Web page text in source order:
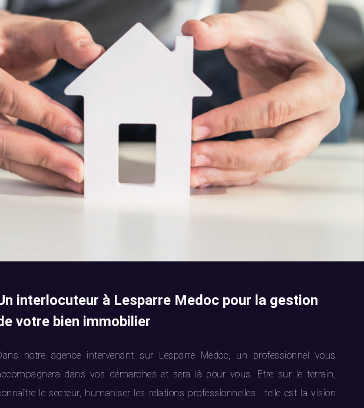
interlocuteur à Lesparre Medoc pour la gestion
votre bien immobilier
notre agence intervenant sur Lesparre Medoc, un professionnel vous
dans vos démarches et sera là pour vous. Etre sur le terrain,
le secteur, humaniser les relations professionnelles : telle est la vision